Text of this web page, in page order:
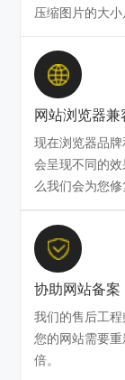
压缩图片的大小
网站浏览器兼
现在浏览器品
会呈现不同的
么我们会为您修
协助网站备案
我们的售后工
您的网站需要
倍。